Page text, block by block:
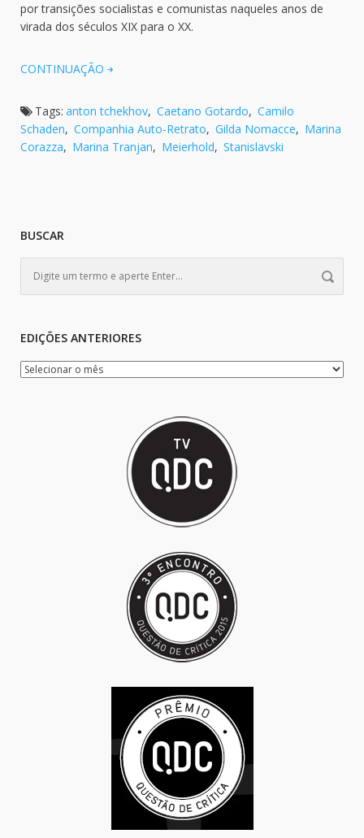
por transições socialistas e comunistas naqueles anos de
virada dos séculos XIX para o XX.
CONTINUAÇÃO
Tags: anton tchekhov, Caetano Gotardo, Camilo
Schaden, Companhia Auto-Retrato, Gilda Nomacce, Marina
Corazza, Marina Tranjan, Meierhold, Stanislavski
BUSCAR
EDIÇÕES ANTERIORES